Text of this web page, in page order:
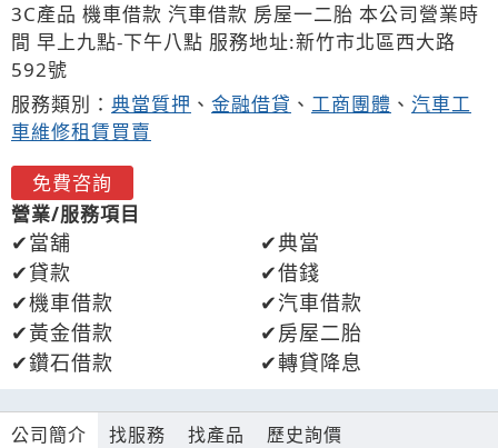
3C產品 機車借款 汽車借款 房屋一二胎 本公司營業時
間 早上九點-下午八點 服務地址:新竹市北區西大路
592號
服務類別： 典當質押 、 金融借貸 、 工商團體 、 汽車工
車維修租賃買賣
免費咨詢
營業/服務項目
當舖
典當
貸款
借錢
機車借款
汽車借款
黃金借款
房屋二胎
鑽石借款
轉貸降息
公司簡介 找服務 找產品 歷史詢價